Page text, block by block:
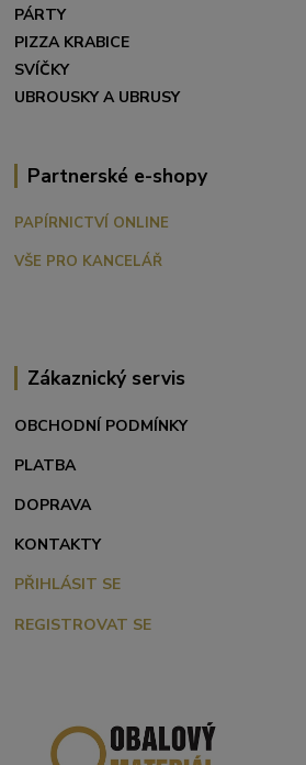
PÁRTY
PIZZA KRABICE
SVÍČKY
UBROUSKY A UBRUSY
Partnerské e-shopy
PAPÍRNICTVÍ ONLINE
VŠE PRO KANCELÁŘ
Zákaznický servis
OBCHODNÍ PODMÍNKY
PLATBA
DOPRAVA
KONTAKTY
PŘIHLÁSIT SE
REGISTROVAT SE